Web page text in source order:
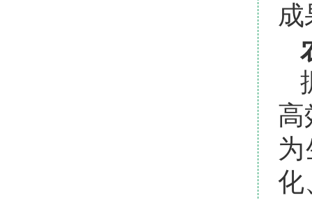
高
化